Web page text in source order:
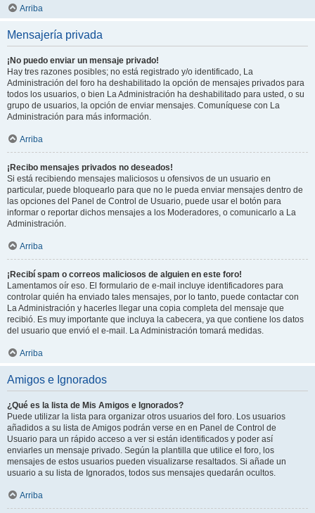
Arriba
Mensajería privada
¡No puedo enviar un mensaje privado!
Hay tres razones posibles; no está registrado y/o identificado, La
Administración del foro ha deshabilitado la opción de mensajes privados para
todos los usuarios, o bien La Administración ha deshabilitado para usted, o su
grupo de usuarios, la opción de enviar mensajes. Comuníquese con La
Administración para más información.
Arriba
¡Recibo mensajes privados no deseados!
Si está recibiendo mensajes maliciosos u ofensivos de un usuario en
particular, puede bloquearlo para que no le pueda enviar mensajes dentro de
las opciones del Panel de Control de Usuario, puede usar el botón para
informar o reportar dichos mensajes a los Moderadores, o comunicarlo a La
Administración.
Arriba
¡Recibí spam o correos maliciosos de alguien en este foro!
Lamentamos oír eso. El formulario de e-mail incluye identificadores para
controlar quién ha enviado tales mensajes, por lo tanto, puede contactar con
La Administración y hacerles llegar una copia completa del mensaje que
recibió. Es muy importante que incluya la cabecera, ya que contiene los datos
del usuario que envió el e-mail. La Administración tomará medidas.
Arriba
Amigos e Ignorados
¿Qué es la lista de Mis Amigos e Ignorados?
Puede utilizar la lista para organizar otros usuarios del foro. Los usuarios
añadidos a su lista de Amigos podrán verse en en Panel de Control de
Usuario para un rápido acceso a ver si están identificados y poder así
enviarles un mensaje privado. Según la plantilla que utilice el foro, los
mensajes de estos usuarios pueden visualizarse resaltados. Si añade un
usuario a su lista de Ignorados, todos sus mensajes quedarán ocultos.
Arriba